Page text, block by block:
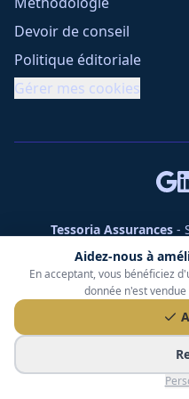
Aidez-nous à
En acceptant, vous bénéficiez
donnée n'est
Devoir de conseil
Politique éditoriale
Gérer mes cookies
Tessoria Assurances-
ORIAS n° 25007309 - RCS
360
RC Pro : Klarity -
49 chemin des Gardettes
© Tessoria